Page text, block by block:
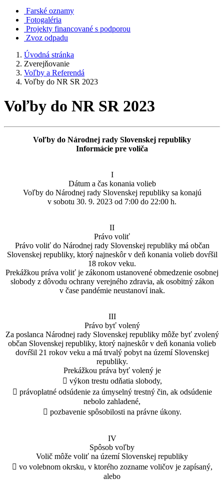
Farské oznamy
Fotogaléria
Projekty financované s podporou
Zvoz odpadu
Úvodná stránka
Zverejňovanie
Voľby a Referendá
Voľby do NR SR 2023
Voľby do NR SR 2023
Voľby do Národnej rady Slovenskej republiky
Informácie pre voliča
I
Dátum a čas konania volieb
Voľby do Národnej rady Slovenskej republiky sa konajú
v sobotu 30. 9. 2023 od 7:00 do 22:00 h.
II
Právo voliť
Právo voliť do Národnej rady Slovenskej republiky má občan
Slovenskej republiky, ktorý najneskôr v deň konania volieb dovŕšil
18 rokov veku.
Prekážkou práva voliť je zákonom ustanovené obmedzenie osobnej
slobody z dôvodu ochrany verejného zdravia, ak osobitný zákon
v čase pandémie neustanoví inak.
III
Právo byť volený
Za poslanca Národnej rady Slovenskej republiky môže byť zvolený
občan Slovenskej republiky, ktorý najneskôr v deň konania volieb
dovŕšil 21 rokov veku a má trvalý pobyt na území Slovenskej
republiky.
Prekážkou práva byť volený je
 výkon trestu odňatia slobody,
 právoplatné odsúdenie za úmyselný trestný čin, ak odsúdenie
nebolo zahladené,
 pozbavenie spôsobilosti na právne úkony.
IV
Spôsob voľby
Volič môže voliť na území Slovenskej republiky
 vo volebnom okrsku, v ktorého zozname voličov je zapísaný,
alebo